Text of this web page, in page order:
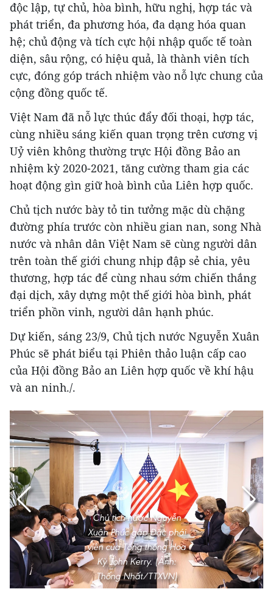
độc lập, tự chủ, hòa bình, hữu nghị, hợp tác và
phát triển, đa phương hóa, đa dạng hóa quan
hệ; chủ động và tích cực hội nhập quốc tế toàn
diện, sâu rộng, có hiệu quả, là thành viên tích
cực, đóng góp trách nhiệm vào nỗ lực chung của
cộng đồng quốc tế.
Việt Nam đã nỗ lực thúc đẩy đối thoại, hợp tác,
cùng nhiều sáng kiến quan trọng trên cương vị
Uỷ viên không thường trực Hội đồng Bảo an
nhiệm kỳ 2020-2021, tăng cường tham gia các
hoạt động gìn giữ hoà bình của Liên hợp quốc.
Chủ tịch nước bày tỏ tin tưởng mặc dù chặng
đường phía trước còn nhiều gian nan, song Nhà
nước và nhân dân Việt Nam sẽ cùng người dân
trên toàn thế giới chung nhịp đập sẻ chia, yêu
thương, hợp tác để cùng nhau sớm chiến thắng
đại dịch, xây dựng một thế giới hòa bình, phát
triển phồn vinh, người dân hạnh phúc.
Dự kiến, sáng 23/9, Chủ tịch nước Nguyễn Xuân
Phúc sẽ phát biểu tại Phiên thảo luận cấp cao
của Hội đồng Bảo an Liên hợp quốc về khí hậu
và an ninh./.
Chủ tịch nước Nguyễn
Xuân Phúc gặp Đặc phái
viên của Tổng thống Hoa
Kỳ John Kerry. (Ảnh:
Thống Nhất/TTXVN)